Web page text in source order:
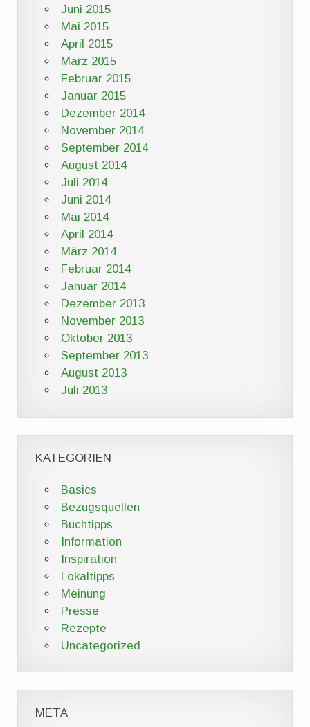
Juni 2015
Mai 2015
April 2015
März 2015
Februar 2015
Januar 2015
Dezember 2014
November 2014
September 2014
August 2014
Juli 2014
Juni 2014
Mai 2014
April 2014
März 2014
Februar 2014
Januar 2014
Dezember 2013
November 2013
Oktober 2013
September 2013
August 2013
Juli 2013
KATEGORIEN
Basics
Bezugsquellen
Buchtipps
Information
Inspiration
Lokaltipps
Meinung
Presse
Rezepte
Uncategorized
META